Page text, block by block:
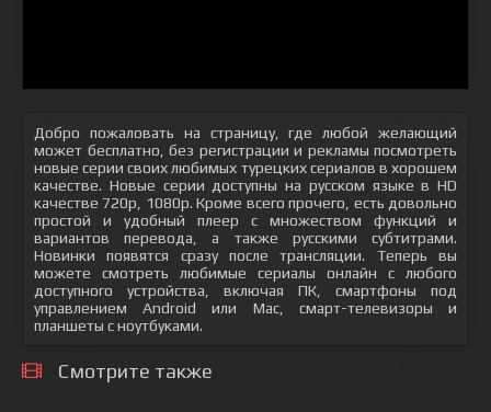
Добро пожаловать на страницу, где любой желающий
может бесплатно, без регистрации и рекламы посмотреть
новые серии своих любимых турецких сериалов в хорошем
качестве. Новые серии доступны на русском языке в HD
качестве 720p, 1080p. Кроме всего прочего, есть довольно
простой и удобный плеер с множеством функций и
вариантов перевода, а также русскими субтитрами.
Новинки появятся сразу после трансляции. Теперь вы
можете смотреть любимые сериалы онлайн с любого
доступного устройства, включая ПК, смартфоны под
управлением Android или Mac, смарт-телевизоры и
планшеты с ноутбуками.
Смотрите также